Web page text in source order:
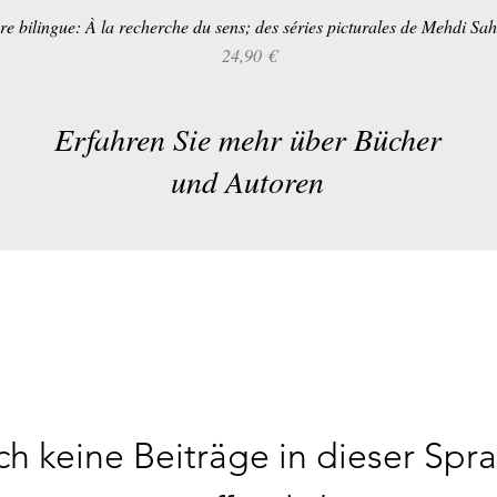
Schnellansicht
bilingue: À la recherche du sens; des séries picturales de Mehdi
Preis
24,90 €
Erfahren Sie mehr über Bücher
und Autoren
keine Beiträge in dieser